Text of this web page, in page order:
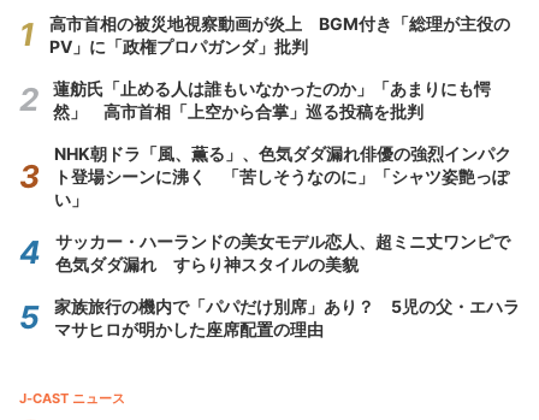
高市首相の被災地視察動画が炎上 BGM付き「総理が主役の
PV」に「政権プロパガンダ」批判
蓮舫氏「止める人は誰もいなかったのか」「あまりにも愕
然」 高市首相「上空から合掌」巡る投稿を批判
NHK朝ドラ「風、薫る」、色気ダダ漏れ俳優の強烈インパク
ト登場シーンに沸く 「苦しそうなのに」「シャツ姿艶っぽ
い」
サッカー・ハーランドの美女モデル恋人、超ミニ丈ワンピで
色気ダダ漏れ すらり神スタイルの美貌
家族旅行の機内で「パパだけ別席」あり？ 5児の父・エハラ
マサヒロが明かした座席配置の理由
J-CAST ニュース